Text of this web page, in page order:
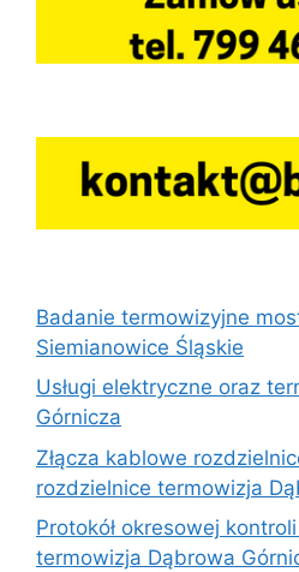
Badanie termowizyjne
Siemianowice Śląskie
Usługi elektryczne oraz
Górnicza
Złącza kablowe
rozdzielnice termowizja
Protokół okresowej
termowizja Dąbrowa